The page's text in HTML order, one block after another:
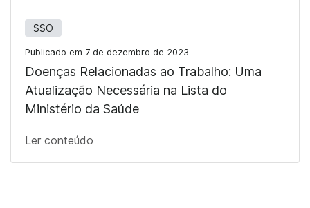
SSO
Publicado em 7 de dezembro de 2023
Doenças Relacionadas ao Trabalho: Uma
Atualização Necessária na Lista do
Ministério da Saúde
Ler conteúdo